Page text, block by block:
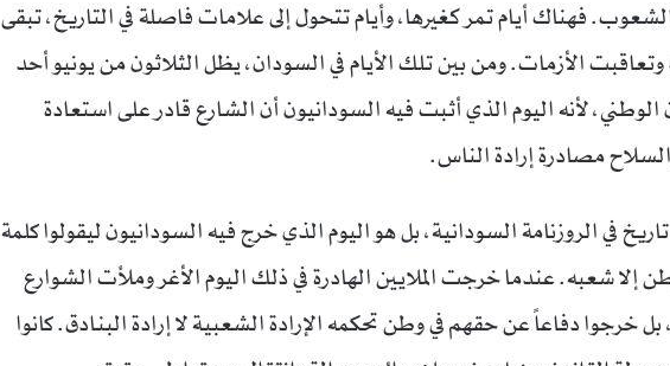
فهناك أيام تمر كغيرها، وأيام تتحول إلى علامات فاصلة في التاريخ، تبقى
الأزمات. ومن بين تلك الأيام في السودان، يظل الثلاثون من يونيو أحد
الوطني، لأنه اليوم الذي أثبت فيه السودانيون أن الشارع قادر على استعادة
السلاح مصادرة إرادة الناس.
في الروزنامة السودانية، بل هو اليوم الذي خرج فيه السودانيون ليقولوا كلمة
إلا شعبه. عندما خرجت الملايين الهادرة في ذلك اليوم الأغر وملأت الشوارع
خرجوا دفاعاً عن حقهم في وطن تحكمه الإرادة الشعبية لا إرادة البنادق. كانوا